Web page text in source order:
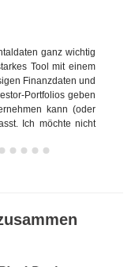
ganz wichtig
Tool mit einem
Finanzdaten und
Portfolios geben
kann (oder
Ich möchte nicht